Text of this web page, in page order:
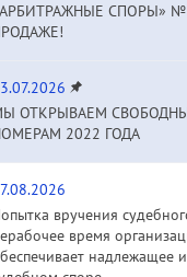
СПОРЫ»
ОТКРЫВАЕМ
2022 ГОДА
вручения
время
надлежащее